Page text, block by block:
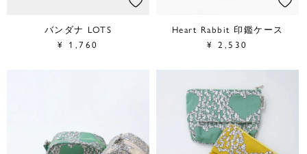
バンダナ LOTS
¥ 1,760
Heart Rabbit 印鑑ケース
¥ 2,530